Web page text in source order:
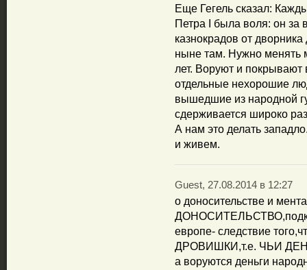
Еще Гегель сказал:
Петра I была воля: он за
казнокрадов от
ныне там. Нужно менять
лет. Воруют и покрывают
отдельные нехорошие
вышедшие из народной
сдерживается широко
А нам это делать
и живем.
Guest, 27.08.2014 в 12:27
о доносительстве и
европе- следствие
ДРОВИШКИ,т.е. ЧЬИ
а воруются деньги